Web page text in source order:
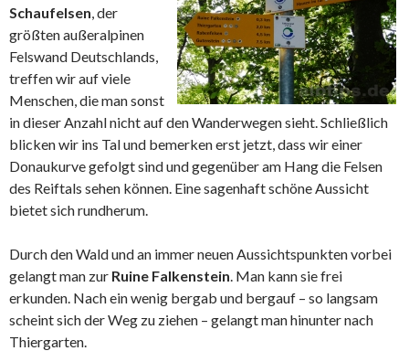
Schaufelsen, der
größten außeralpinen
Felswand Deutschlands,
treffen wir auf viele
Menschen, die man sonst
in dieser Anzahl nicht auf den Wanderwegen sieht. Schließlich
blicken wir ins Tal und bemerken erst jetzt, dass wir einer
Donaukurve gefolgt sind und gegenüber am Hang die Felsen
des Reiftals sehen können. Eine sagenhaft schöne Aussicht
bietet sich rundherum.
Durch den Wald und an immer neuen Aussichtspunkten vorbei
gelangt man zur Ruine Falkenstein. Man kann sie frei
erkunden. Nach ein wenig bergab und bergauf – so langsam
scheint sich der Weg zu ziehen – gelangt man hinunter nach
Thiergarten.